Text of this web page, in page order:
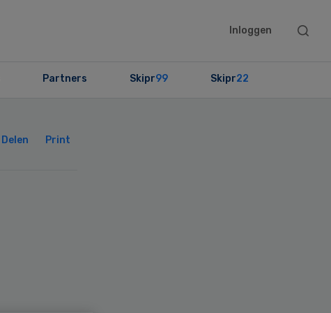
Inloggen
Search
Partners Skipr99 Skipr22
Delen Print